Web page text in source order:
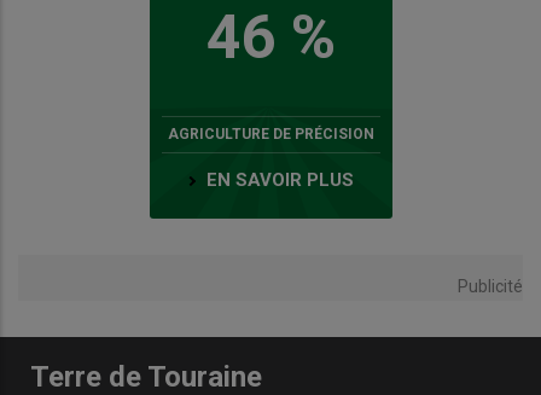
46 %
AGRICULTURE DE PRÉCISION
EN SAVOIR PLUS
Publicité
Terre de Touraine